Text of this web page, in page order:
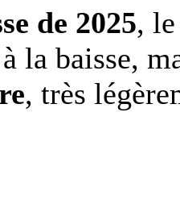
de 2025,
la baisse,
, très